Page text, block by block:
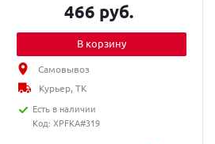
466 руб.
В корзину
Самовывоз
Курьер, ТК
Есть в наличии
Код: XPFKA#319